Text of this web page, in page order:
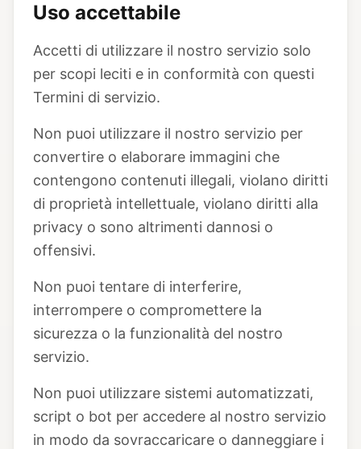
Uso accettabile
Accetti di utilizzare il nostro servizio solo
per scopi leciti e in conformità con questi
Termini di servizio.
Non puoi utilizzare il nostro servizio per
convertire o elaborare immagini che
contengono contenuti illegali, violano diritti
di proprietà intellettuale, violano diritti alla
privacy o sono altrimenti dannosi o
offensivi.
Non puoi tentare di interferire,
interrompere o compromettere la
sicurezza o la funzionalità del nostro
servizio.
Non puoi utilizzare sistemi automatizzati,
script o bot per accedere al nostro servizio
in modo da sovraccaricare o danneggiare i